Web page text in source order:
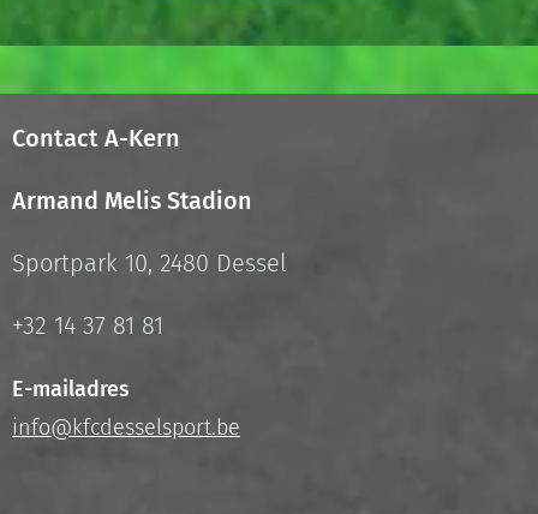
Contact A-Kern
Armand Melis Stadion
Sportpark 10, 2480 Dessel
+32 14 37 81 81
E-mailadres
info@kfcdesselsport.be